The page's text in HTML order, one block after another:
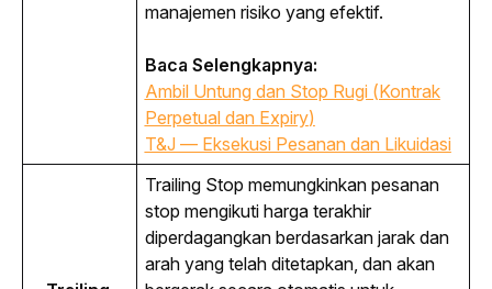
manajemen risiko yang efektif.
Baca Selengkapnya:
Ambil Untung dan Stop Rugi (Kontrak
Perpetual dan Expiry)
T&J — Eksekusi Pesanan dan Likuidasi
Trailing Stop memungkinkan pesanan
stop mengikuti harga terakhir
diperdagangkan berdasarkan jarak dan
arah yang telah ditetapkan, dan akan